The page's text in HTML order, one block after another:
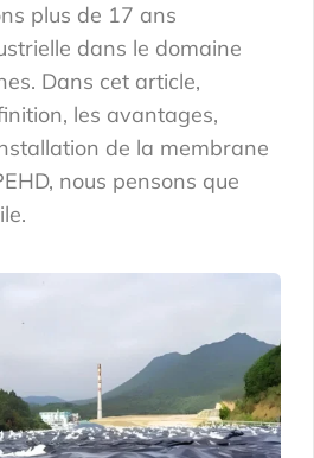
plus de 17 ans
dans le domaine
Dans cet article,
les avantages,
de la membrane
nous pensons que